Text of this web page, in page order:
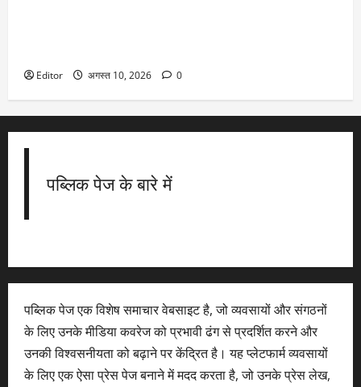
Editor अगस्त 10, 2026 0
पब्लिक पेज के बारे में
पब्लिक पेज एक विशेष समाचार वेबसाइट है, जो व्यवसायों और संगठनों
के लिए उनके मीडिया कवरेज को प्रभावी ढंग से प्रदर्शित करने और
उनकी विश्वसनीयता को बढ़ाने पर केंद्रित है। यह प्लेटफार्म व्यवसायों
के लिए एक ऐसा प्रेस पेज बनाने में मदद करता है, जो उनके प्रेस लेख,